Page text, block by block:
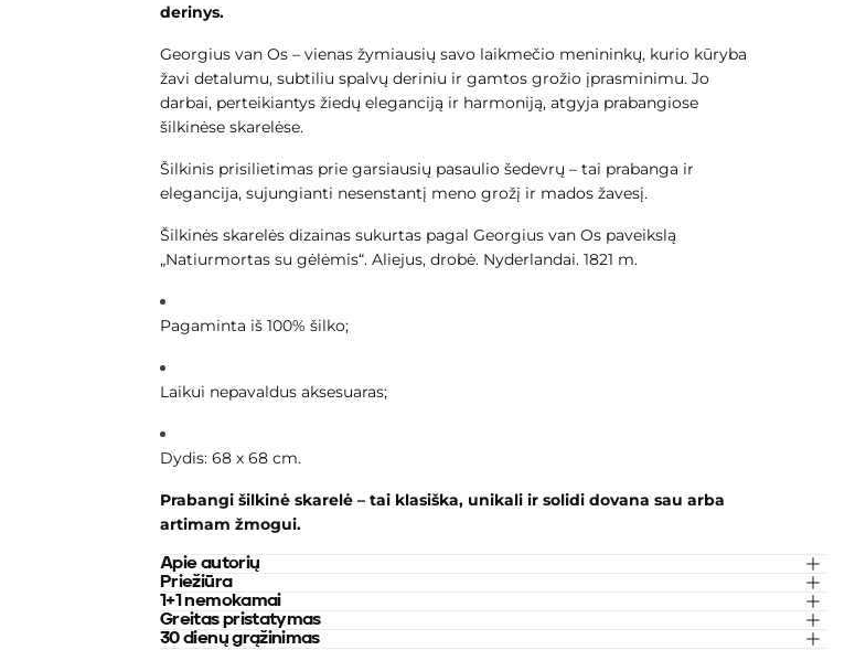
derinys.
Georgius van Os – vienas žymiausių savo laikmečio menininkų, kurio kūryba
žavi detalumu, subtiliu spalvų deriniu ir gamtos grožio įprasminimu. Jo
darbai, perteikiantys žiedų eleganciją ir harmoniją, atgyja prabangiose
šilkinėse skarelėse.
Šilkinis prisilietimas prie garsiausių pasaulio šedevrų – tai prabanga ir
elegancija, sujungianti nesenstantį meno grožį ir mados žavesį.
Šilkinės skarelės dizainas sukurtas pagal Georgius van Os paveikslą
„Natiurmortas su gėlėmis“. Aliejus, drobė. Nyderlandai. 1821 m.
Pagaminta iš 100% šilko;
Laikui nepavaldus aksesuaras;
Dydis: 68 x 68 cm.
Prabangi šilkinė skarelė – tai klasiška, unikali ir solidi dovana sau arba
artimam žmogui.
Apie autorių
Priežiūra
1+1 nemokamai
Greitas pristatymas
30 dienų grąžinimas
Greitas krepšelis šiuo
metu tuščias
Dar nepasirinkta jokia prekė.